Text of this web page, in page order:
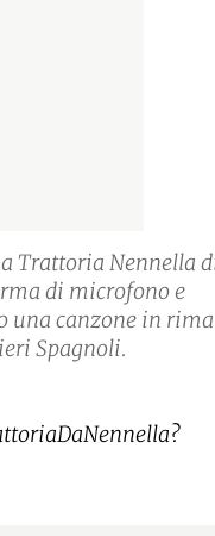
Trattoria Nennella
di microfono e
una canzone in rima
Spagnoli.